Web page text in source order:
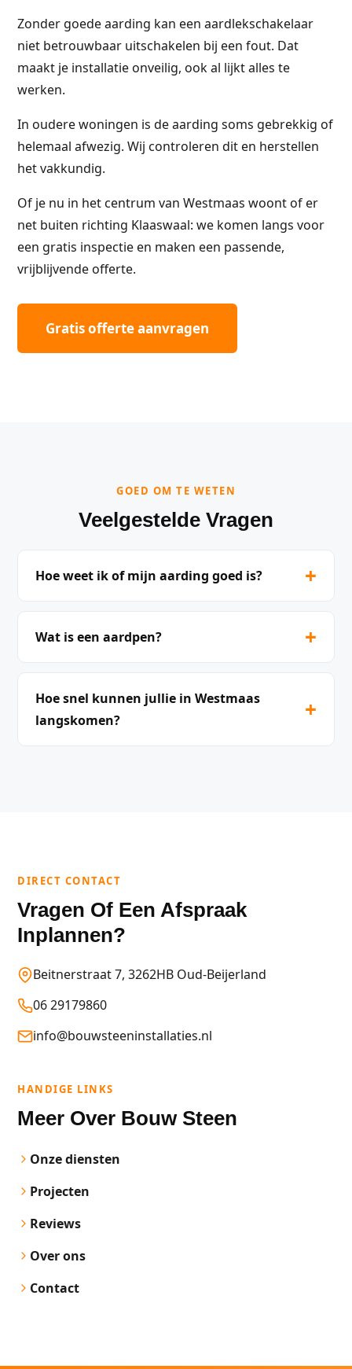
Zonder goede aarding kan een aardlekschakelaar
niet betrouwbaar uitschakelen bij een fout. Dat
maakt je installatie onveilig, ook al lijkt alles te
werken.
In oudere woningen is de aarding soms gebrekkig of
helemaal afwezig. Wij controleren dit en herstellen
het vakkundig.
Of je nu in het centrum van Westmaas woont of er
net buiten richting Klaaswaal: we komen langs voor
een gratis inspectie en maken een passende,
vrijblijvende offerte.
Gratis offerte aanvragen
GOED OM TE WETEN
Veelgestelde Vragen
Hoe weet ik of mijn aarding goed is? +
Wat is een aardpen? +
Hoe snel kunnen jullie in Westmaas
langskomen?
+
DIRECT CONTACT
Vragen Of Een Afspraak
Inplannen?
Beitnerstraat 7, 3262HB Oud-Beijerland
06 29179860
info@bouwsteeninstallaties.nl
HANDIGE LINKS
Meer Over Bouw Steen
Onze diensten
Projecten
Reviews
Over ons
Contact